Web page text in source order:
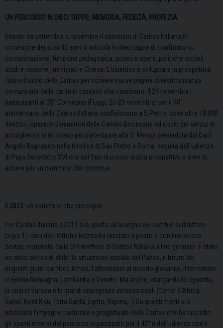
UN PERCORSO IN DIECI TAPPE: MEMORIA, FEDELTÀ, PROFEZIA
Intanto da settembre a novembre il cammino di Caritas Italiana in
occasione dei suoi 40 anni si articola in dieci tappe di confronto su
comunicazione, funzione pedagogica, poveri e opere, politiche sociali,
studi e ricerche, immigrati e Chiesa. L’obiettivo è sviluppare in prospettiva
futura il ruolo della Caritas per scrivere nuove pagine di testimonianza
comunitaria della carità in contesti che cambiano. Il 24 novembre i
partecipanti al 35° Convegno (Fiuggi, 21-23 novembre) per il 40°
anniversario della Caritas Italiana confluiscono a S.Pietro, dove oltre 10.000
direttori, operatori/animatori delle Caritas diocesane ed ospiti dei servizi di
accoglienza si ritrovano per partecipare alla S. Messa presieduta dal Card.
Angelo Bagnasco nella basilica di San Pietro a Roma, seguita dall’udienza
di Papa Benedetto XVI che nel Suo discorso indica prospettive e linee di
azione per un cammino che continua.
2012: un cammino che prosegue
Per Caritas Italiana il 2012 si è aperto all’insegna del cambio di direttore.
Dopo 11 anni don Vittorio Nozza ha lasciato il posto a don Francesco
Soddu, nominato dalla CEI direttore di Caritas Italiana a fine gennaio. È stato
un anno denso di sfide: la situazione sociale del Paese, il futuro dei
migranti giunti dal Nord Africa, l’attenzione al mondo giovanile, il terremoto
in Emilia Romagna, Lombardia e Veneto. Ma anche, allargando lo sguardo,
la crisi in Europa e le grandi emergenze internazionali (Corno d’Africa,
Sahel, Nord Kivu, Terra Santa, Egitto, Nigeria,…) Su questi fronti si è
articolato l’impegno pastorale e progettuale della Caritas che ha raccolto
gli spunti emersi dal percorso organizzato per il 40° e dall’udienza con il